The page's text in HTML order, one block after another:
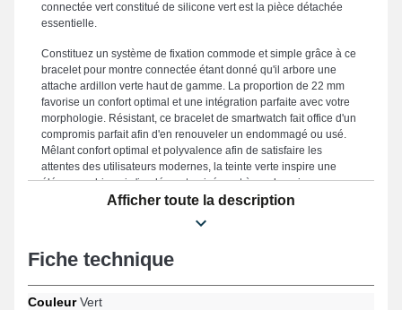
connectée vert constitué de silicone vert est la pièce détachée
essentielle.
Constituez un système de fixation commode et simple grâce à ce
bracelet pour montre connectée étant donné qu'il arbore une
attache ardillon verte haut de gamme. La proportion de 22 mm
favorise un confort optimal et une intégration parfaite avec votre
morphologie. Résistant, ce bracelet de smartwatch fait office d'un
compromis parfait afin d'en renouveler un endommagé ou usé.
Mêlant confort optimal et polyvalence afin de satisfaire les
attentes des utilisateurs modernes, la teinte verte inspire une
élégance chic qui s'implémente aisément à vos besoins
quotidiens. Posée à ce format de bracelet montre connectée, il
bracelet de montre Haylou se marie de manière fluide à des
Afficher toute la description
Fiche technique
CouleurVert